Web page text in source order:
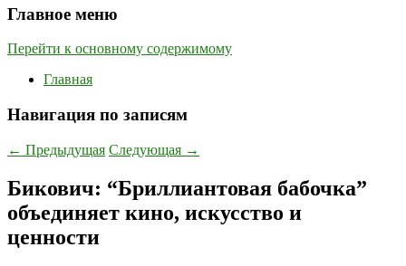
Главное меню
Перейти к основному содержимому
Главная
Навигация по записям
← Предыдущая Следующая →
Бикович: “Бриллиантовая бабочка”
объединяет кино, искусство и
ценности